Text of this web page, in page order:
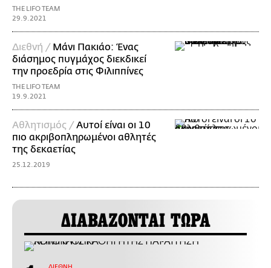
THE LIFO TEAM
29.9.2021
Διεθνή / Μάνι Πακιάο: Ένας
διάσημος πυγμάχος διεκδικεί
την προεδρία στις Φιλιππίνες
THE LIFO TEAM
19.9.2021
Αθλητισμός /Αυτοί είναι οι 10
πιο ακριβοπληρωμένοι αθλητές
της δεκαετίας
25.12.2019
ΔΙΑΒΑΖΟΝΤΑΙ ΤΩΡΑ